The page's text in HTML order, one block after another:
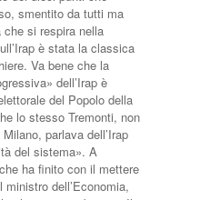
smentito da tutti ma
si respi­ra nella
è stata la classica
Va bene che la
dell’Irap è
del Popolo della
lo stesso Tremonti, non
parlava del­­l’Irap
del sistema». A
ha finito con il mettere
dell’Economia,